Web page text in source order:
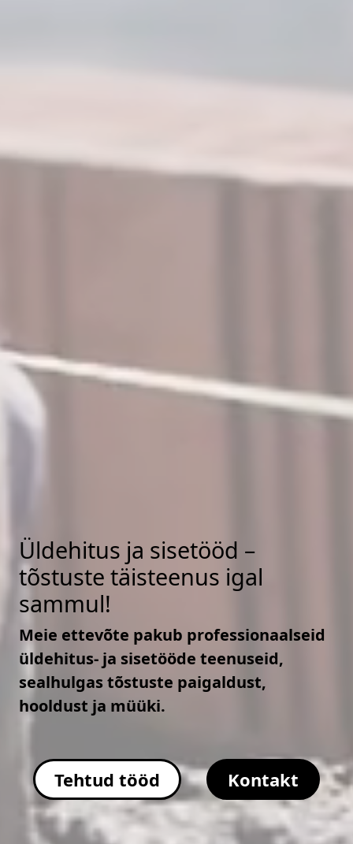
Üldehitus ja sisetööd –
tõstuste täisteenus igal
sammul!
Meie ettevõte pakub professionaalseid
üldehitus- ja sisetööde teenuseid,
sealhulgas tõstuste paigaldust,
hooldust ja müüki.
Tehtud tööd Kontakt